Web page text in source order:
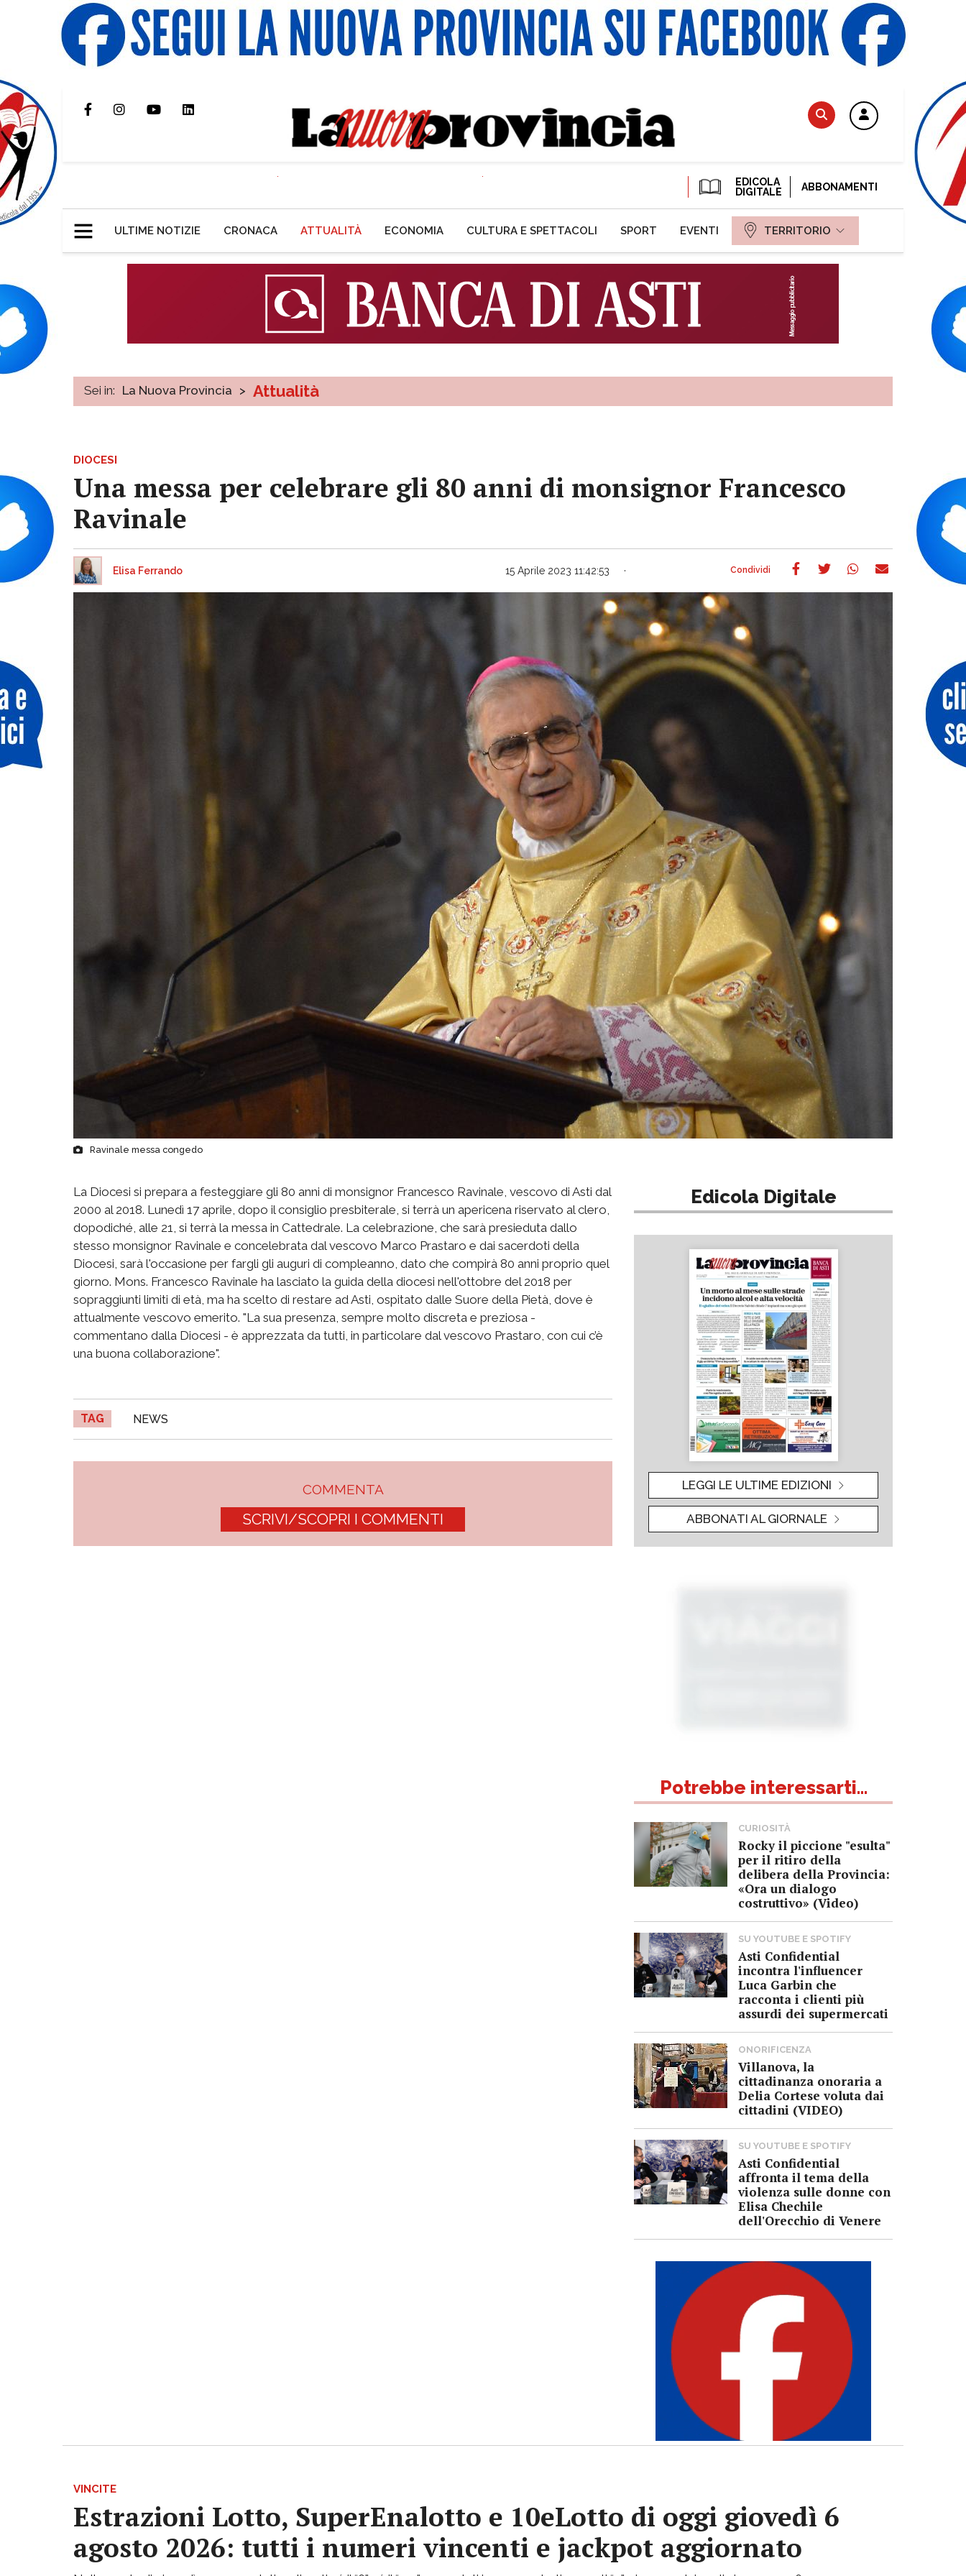
EDICOLA
DIGITALE
ABBONAMENTI
ULTIME NOTIZIE CRONACA ATTUALITÀ ECONOMIA CULTURA E SPETTACOLI SPORT EVENTI TERRITORIO
Sei in: La Nuova Provincia > Attualità
DIOCESI
Una messa per celebrare gli 80 anni di monsignor Francesco
Ravinale
Elisa Ferrando 15 Aprile 2023 11:42:53
Ravinale messa congedo
La Diocesi si prepara a festeggiare gli 80 anni di monsignor Francesco Ravinale, vescovo di Asti dal
2000 al 2018. Lunedì 17 aprile, dopo il consiglio presbiterale, si terrà un apericena riservato al clero,
dopodiché, alle 21, si terrà la messa in Cattedrale. La celebrazione, che sarà presieduta dallo
stesso monsignor Ravinale e concelebrata dal vescovo Marco Prastaro e dai sacerdoti della
Diocesi, sarà l'occasione per fargli gli auguri di compleanno, dato che compirà 80 anni proprio quel
giorno. Mons. Francesco Ravinale ha lasciato la guida della diocesi nell'ottobre del 2018 per
sopraggiunti limiti di età, ma ha scelto di restare ad Asti, ospitato dalle Suore della Pietà, dove è
attualmente vescovo emerito. "La sua presenza, sempre molto discreta e preziosa -
commentano dalla Diocesi - è apprezzata da tutti, in particolare dal vescovo Prastaro, con cui c’è
una buona collaborazione".
TAG NEWS
COMMENTA
SCRIVI/SCOPRI I COMMENTI
Edicola Digitale
LEGGI LE ULTIME EDIZIONI
ABBONATI AL GIORNALE
Potrebbe interessarti...
CURIOSITÀ
Rocky il piccione "esulta"
per il ritiro della
delibera della Provincia:
«Ora un dialogo
costruttivo» (Video)
SU YOUTUBE E SPOTIFY
Asti Confidential
incontra l'influencer
Luca Garbin che
racconta i clienti più
assurdi dei supermercati
ONORIFICENZA
Villanova, la
cittadinanza onoraria a
Delia Cortese voluta dai
cittadini (VIDEO)
SU YOUTUBE E SPOTIFY
Asti Confidential
affronta il tema della
violenza sulle donne con
Elisa Chechile
dell'Orecchio di Venere
VINCITE
Estrazioni Lotto, SuperEnalotto e 10eLotto di oggi giovedì 6
agosto 2026: tutti i numeri vincenti e jackpot aggiornato